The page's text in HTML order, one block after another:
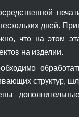
дней.
что на этом
на изделии.
структур,